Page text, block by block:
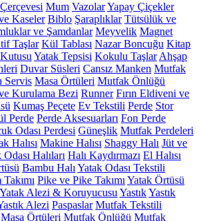
Mum VazolarYapay Çiçekler
Kaseler Biblo Şaraplıklar Tütsülük ve
ve Şamdanlar Meyvelik Magnet
Taşlar Kül Tablası Nazar Boncuğu Kitap
Yatak Tepsisi Kokulu Taşlar Ahşap
Duvar Süsleri Cansız Manken Mutfak
Servis Masa Örtüleri Mutfak Önlüğü
Kurulama Bezi Runner Fırın Eldiveni ve
Kumaş Peçete Ev Tekstili Perde Stor
Perde Perde Aksesuarları Fon Perde
Odası Perdesi Güneşlik Mutfak Perdeleri
Halısı Makine Halısı Shaggy Halı Jüt ve
Halıları Halı Kaydırmazı El Halısı
Bambu Halı Yatak Odası Tekstili
Pike ve Pike Takımı Yatak Örtüsü
Yatak Alezi & Koruyucusu YastıkYastık
Alezi Paspaslar Mutfak Tekstili
Masa Örtüleri Mutfak Önlüğü Mutfak